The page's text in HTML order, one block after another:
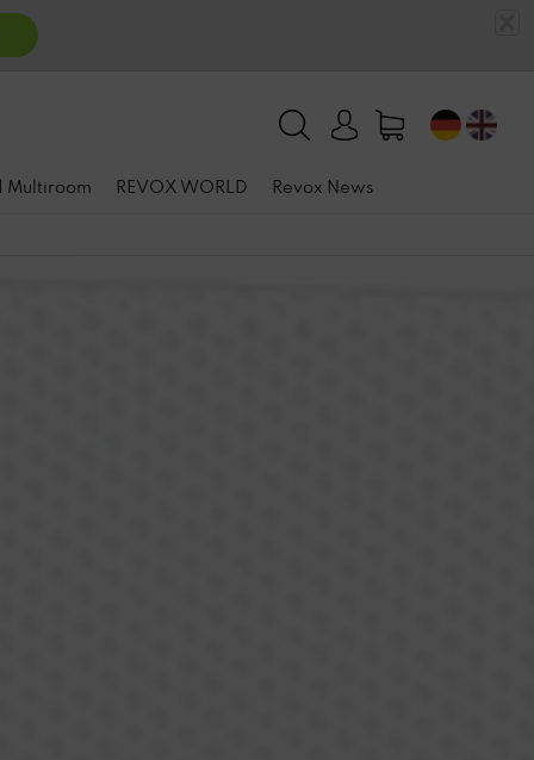
Multiroom REVOX WORLD Revox News